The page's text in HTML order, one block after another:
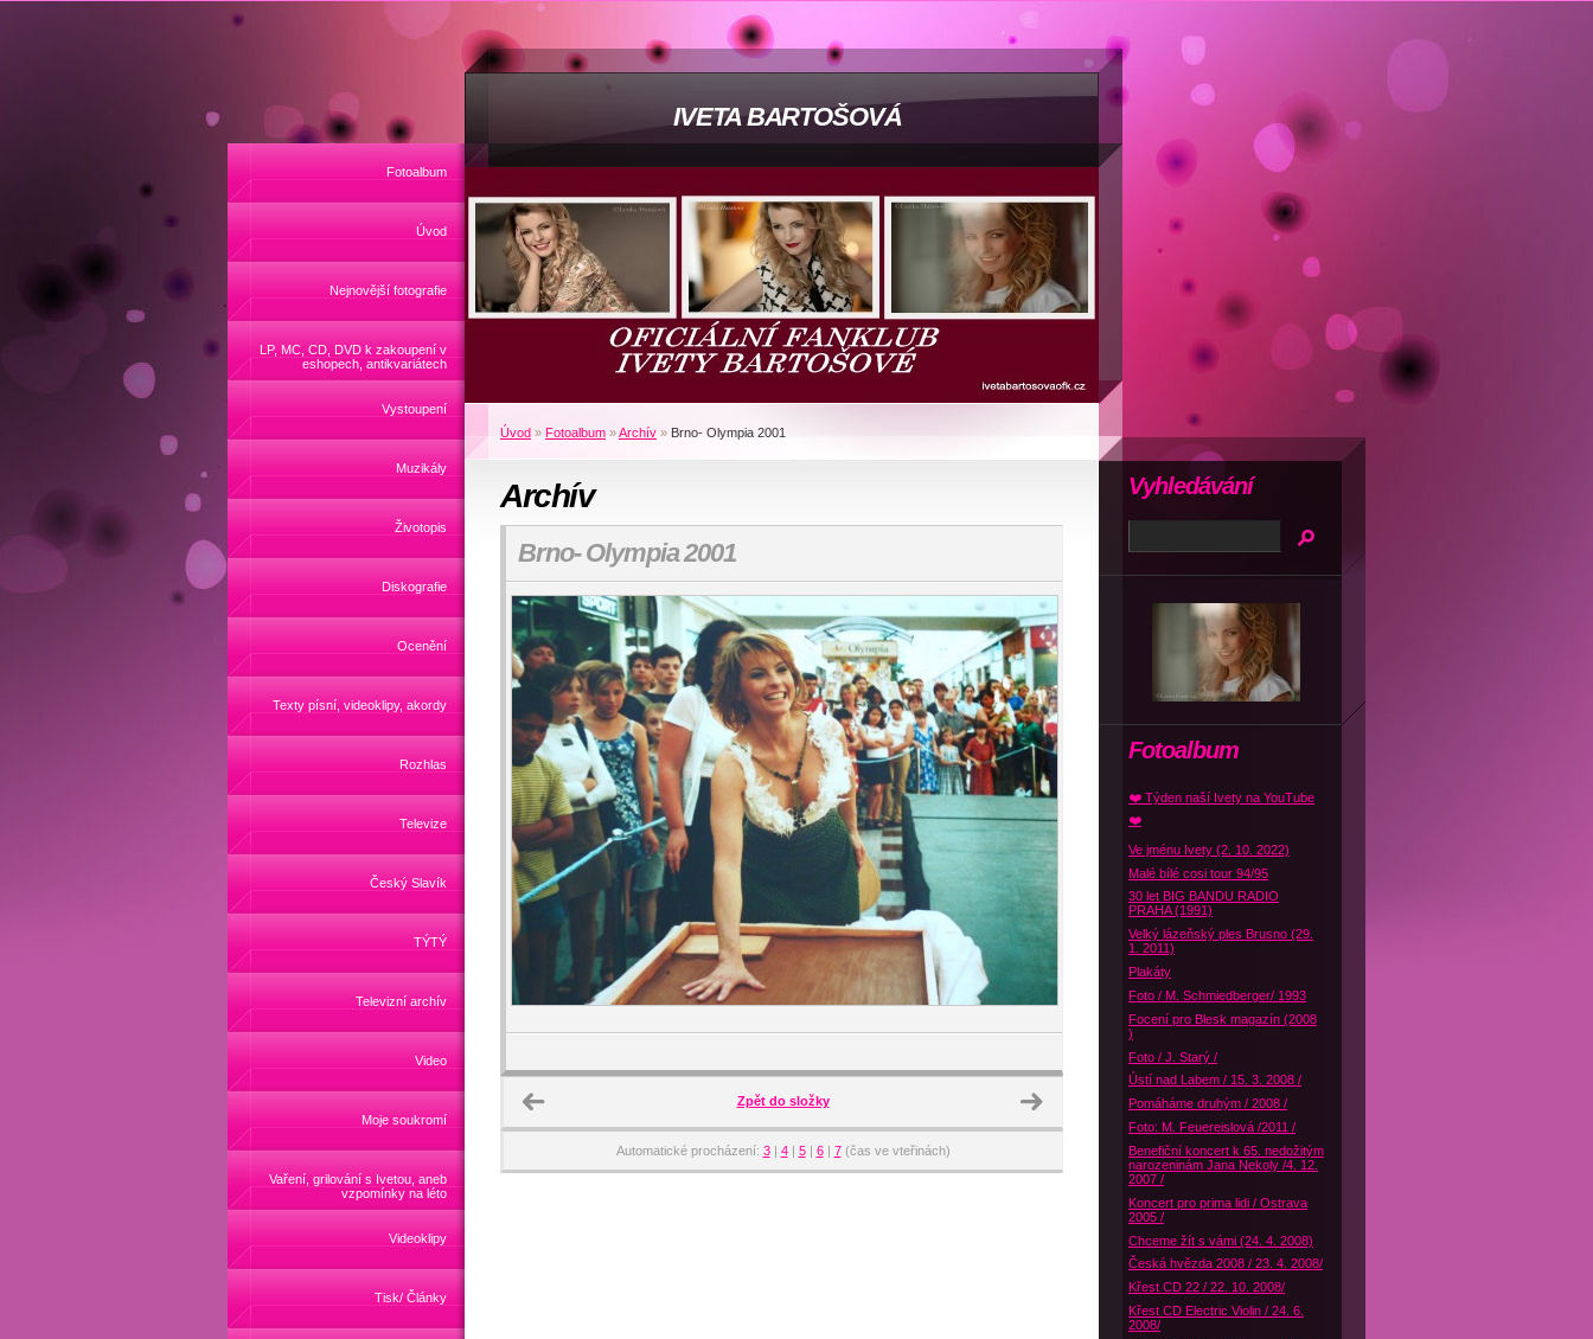
IVETA BARTOŠOVÁ
Fotoalbum
Úvod
Nejnovější fotografie
LP, MC, CD, DVD k zakoupení v
eshopech, antikvariátech
Vystoupení
Muzikály
Životopis
Diskografie
Ocenění
Texty písní, videoklipy, akordy
Rozhlas
Televize
Český Slavík
TÝTÝ
Televizní archív
Video
Moje soukromí
Vaření, grilování s Ivetou, aneb
vzpomínky na léto
Videoklipy
Tisk/ Články
Úvod » Fotoalbum »Archív » Brno- Olympia 2001
Archív
Brno- Olympia 2001
Zpět do složky
Automatické procházení: 3| 4| 5| 6| 7(čas ve vteřinách)
Fotoalbum
❤️ Týden naší Ivety na YouTube
❤️
Ve jménu Ivety (2. 10. 2022)
Malé bílé cosi tour 94/95
30 let BIG BANDU RADIO
PRAHA (1991)
Velký lázeňský ples Brusno (29.
1. 2011)
Plakáty
Foto / M. Schmiedberger/ 1993
Focení pro Blesk magazín (2008
)
Foto / J. Starý /
Ústí nad Labem / 15. 3. 2008 /
Pomáháme druhým / 2008 /
Foto: M. Feuereislová /2011 /
Benefiční koncert k 65. nedožitým
narozeninám Jana Nekoly /4. 12.
2007 /
Koncert pro prima lidi / Ostrava
2005 /
Chceme žít s vámi (24. 4. 2008)
Česká hvězda 2008 / 23. 4. 2008/
Křest CD 22 / 22. 10. 2008/
Křest CD Electric Violin / 24. 6.
2008/
Vyhledávání